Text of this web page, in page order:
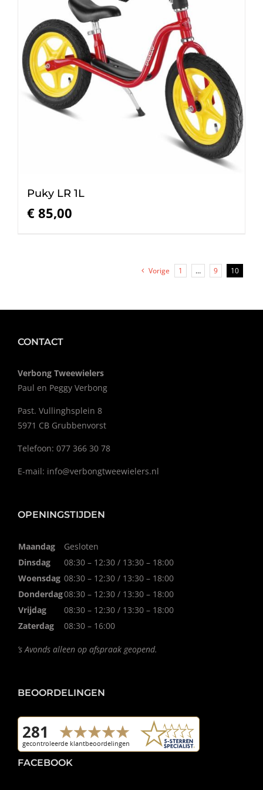
Puky LR 1L
€ 85,00
Vorige 1 … 9 10
CONTACT
Verbong Tweewielers
Paul en Peggy Verbong
Past. Vullinghsplein 8
5971 CB Grubbenvorst
Telefoon: 077 366 30 78
E-mail: info@verbongtweewielers.nl
OPENINGSTIJDEN
Maandag
Gesloten
Dinsdag
08:30 – 12:30 / 13:30 – 18:00
Woensdag 08:30 – 12:30 / 13:30 – 18:00
Donderdag08:30 – 12:30 / 13:30 – 18:00
Vrijdag
08:30 – 12:30 / 13:30 – 18:00
Zaterdag
08:30 – 16:00
’s Avonds alleen op afspraak geopend.
BEOORDELINGEN
FACEBOOK